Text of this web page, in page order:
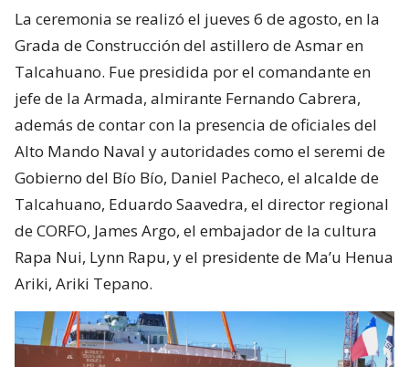
La ceremonia se realizó el jueves 6 de agosto, en la
Grada de Construcción del astillero de Asmar en
Talcahuano. Fue presidida por el comandante en
jefe de la Armada, almirante Fernando Cabrera,
además de contar con la presencia de oficiales del
Alto Mando Naval y autoridades como el seremi de
Gobierno del Bío Bío, Daniel Pacheco, el alcalde de
Talcahuano, Eduardo Saavedra, el director regional
de CORFO, James Argo, el embajador de la cultura
Rapa Nui, Lynn Rapu, y el presidente de Ma’u Henua
Ariki, Ariki Tepano.